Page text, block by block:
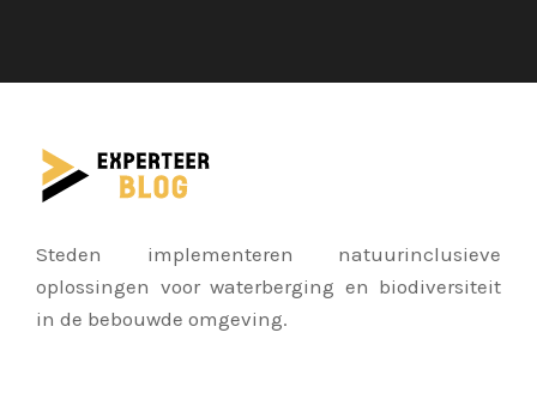
Steden implementeren natuurinclusieve
oplossingen voor waterberging en biodiversiteit
in de bebouwde omgeving.